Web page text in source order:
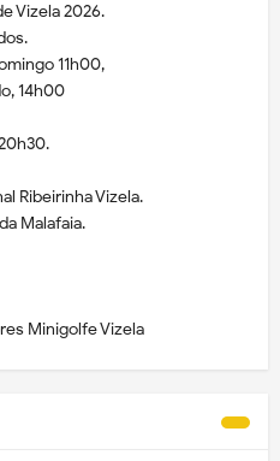
Vizela 2026.
11h00,
14h00
Ribeirinha Vizela.
Malafaia.
Minigolfe Vizela